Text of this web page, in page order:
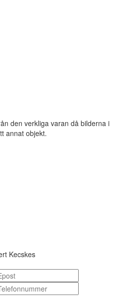
den verkliga varan då bilderna i
annat objekt.
Kecskes